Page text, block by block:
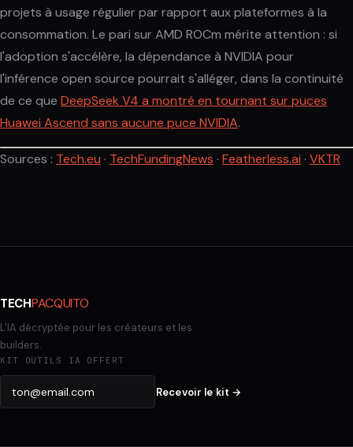
projets à usage régulier par rapport aux plateformes à la
consommation. Le pari sur AMD ROCm mérite attention : si
l'adoption s'accélère, la dépendance à NVIDIA pour
l'inférence open source pourrait s'alléger, dans la continuité
de ce que DeepSeek V4 a montré en tournant sur puces
Huawei Ascend sans aucune puce NVIDIA.
Sources : Tech.eu · TechFundingNews · Featherless.ai · VKTR
TECHPACQUITO
L'IA décryptée pour les créateurs et les
builders.
KIT OUTILS IA OFFERT
Recevoir le kit →